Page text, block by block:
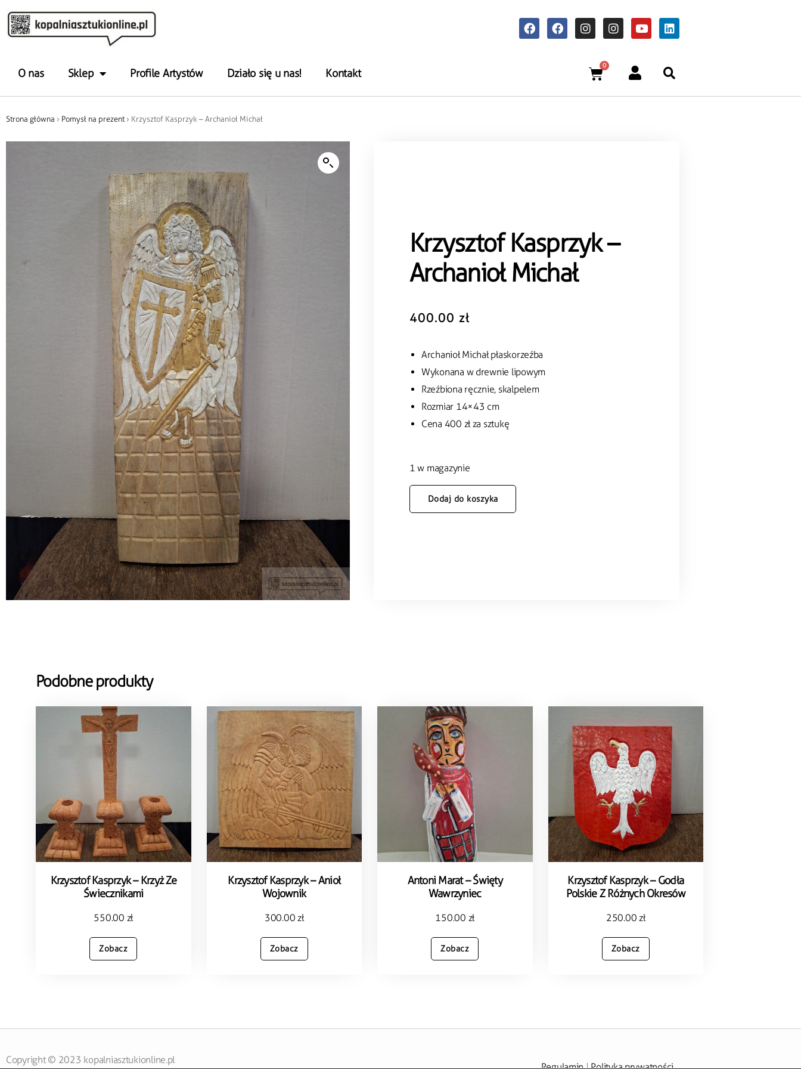
O nas Sklep Profile Artystów Działo się u nas! Kontakt
0
Strona główna › Pomysł na prezent› Krzysztof Kasprzyk – Archanioł Michał
Krzysztof Kasprzyk –
Archanioł Michał
400.00 zł
Archanioł Michał płaskorzeźba
Wykonana w drewnie lipowym
Rzeźbiona ręcznie, skalpelem
Rozmiar 14×43 cm
Cena 400 zł za sztukę
1 w magazynie
Dodaj do koszyka
Podobne produkty
Krzysztof Kasprzyk – Krzyż Ze
Świecznikami
550.00 zł
Zobacz
Krzysztof Kasprzyk – Anioł
Wojownik
300.00zł
Zobacz
Antoni Marat – Święty
Wawrzyniec
150.00 zł
Zobacz
Krzysztof Kasprzyk – Godła
Polskie Z Różnych Okresów
250.00zł
Zobacz
Copyright © 2023 kopalniasztukionline.pl